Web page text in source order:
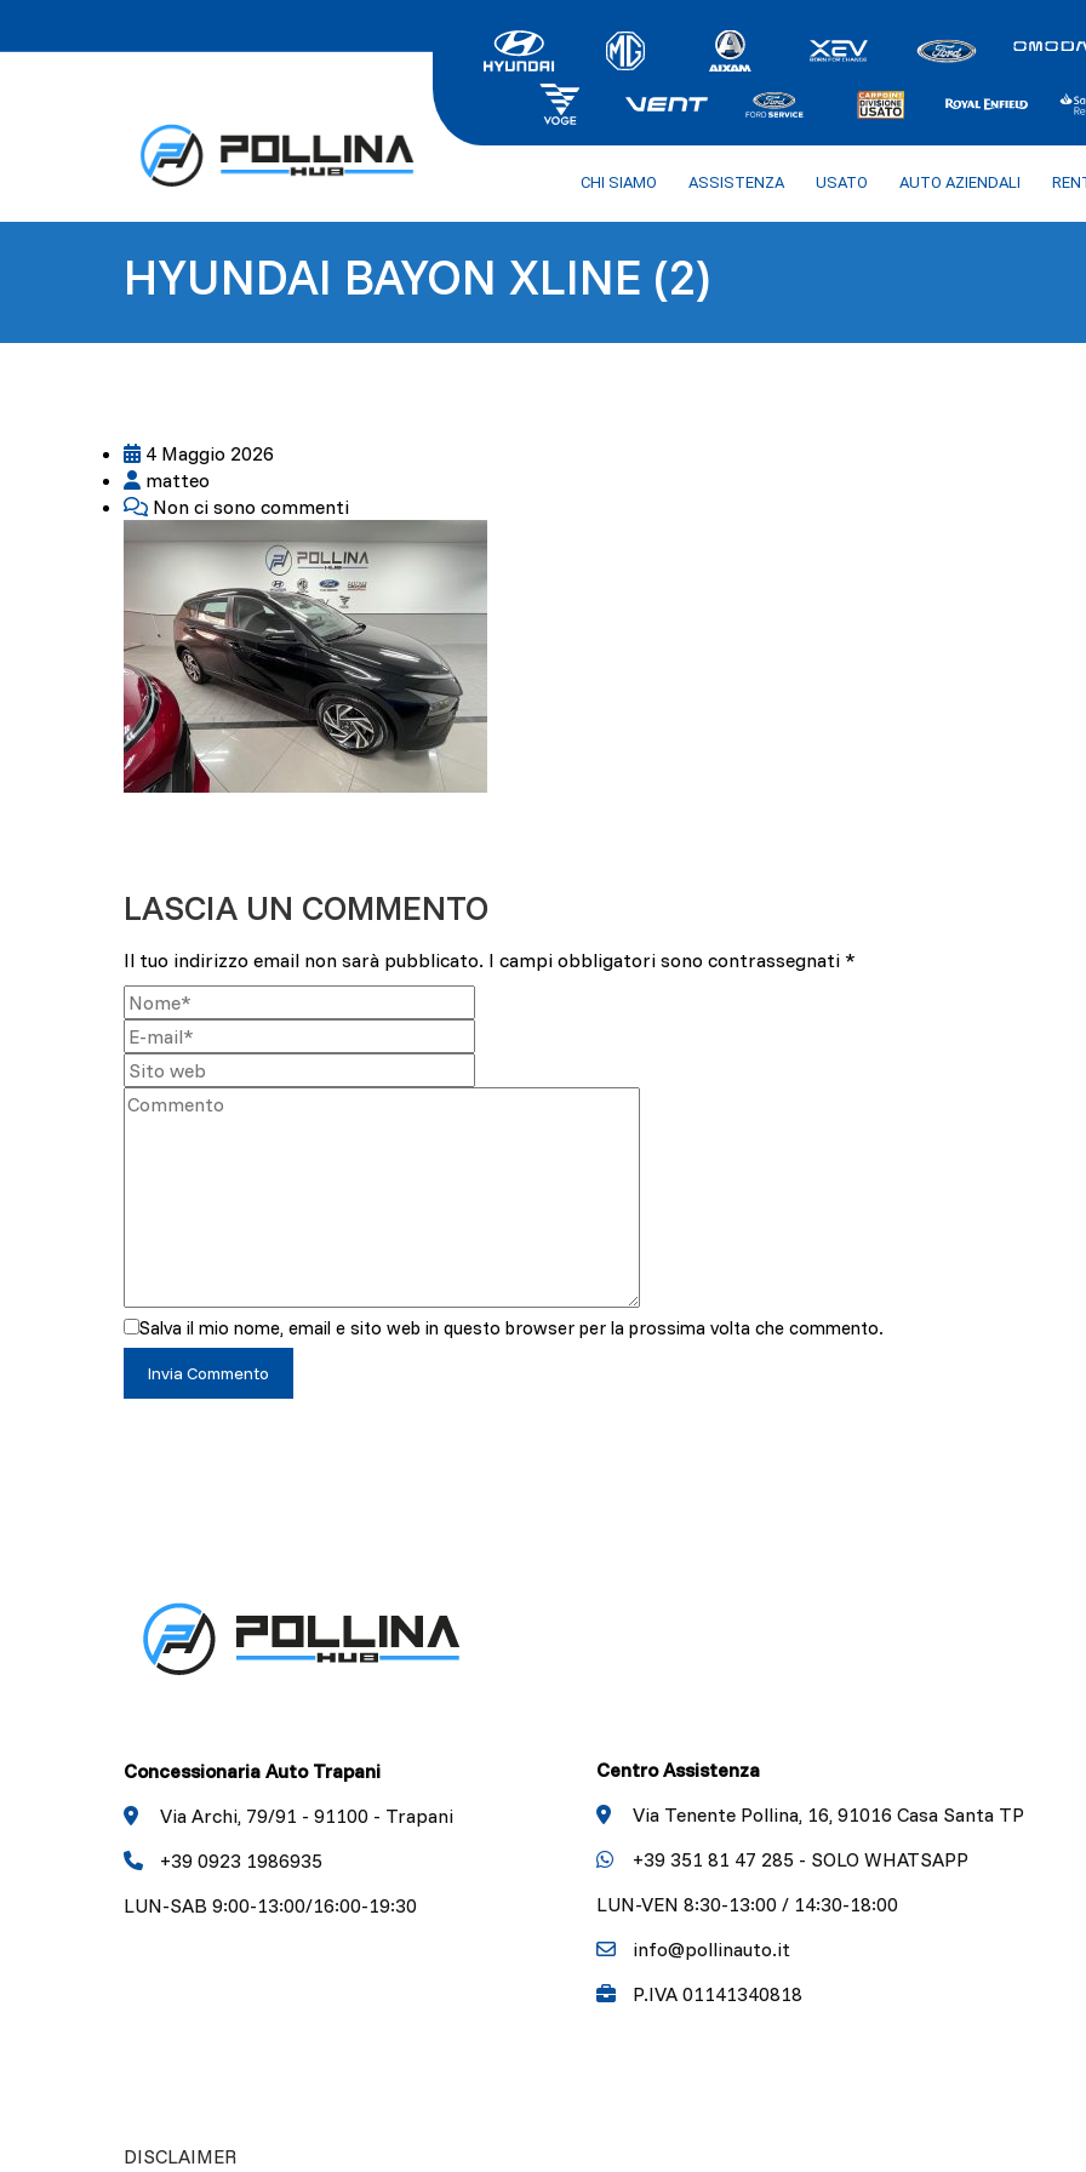
CHI SIAMO ASSISTENZA USATO AUTO AZIENDALI
HYUNDAI BAYON XLINE (2)
4 Maggio 2026
matteo
Non ci sono commenti
LASCIA UN COMMENTO
Il tuo indirizzo email non sarà pubblicato. I campi obbligatori sono contrassegnati *
Salva il mio nome, email e sito web in questo browser per la prossima volta che commento.
Concessionaria Auto Trapani
Via Archi, 79/91 - 91100 - Trapani
+39 0923 1986935
LUN-SAB 9:00-13:00/16:00-19:30
Centro Assistenza
Via Tenente Pollina, 16, 91016 Casa Santa TP
+39 351 81 47 285 - SOLO WHATSAPP
LUN-VEN 8:30-13:00 / 14:30-18:00
info@pollinauto.it
P.IVA 01141340818
DISCLAIMER